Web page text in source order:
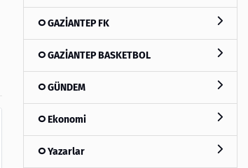
GAZİANTEP FK
GAZİANTEP BASKETBOL
GÜNDEM
Ekonomi
Yazarlar